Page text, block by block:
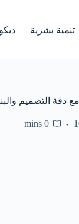
تنمية بشرية
دقة التصميم
0 mins